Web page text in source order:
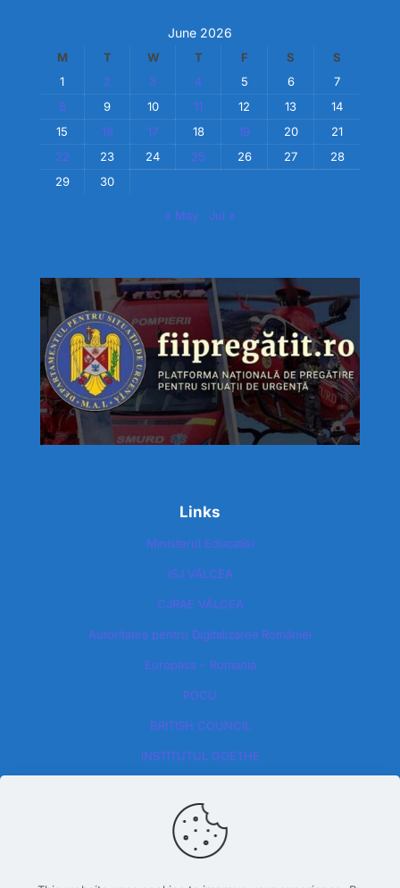
June 2026
M T W T F S
S
1
2 3 4 5 6
7
8
9 10 11 12 13
14
15
16 17 18 19 20
21
22
23 24 25 26 27
28
29
30
« May Jul »
Links
Ministerul Educatiei
ISJ VÂLCEA
CJRAE VÂLCEA
Autoritatea pentru Digitalizarea României​
Europass – Romania
POCU
BRITISH COUNCIL
INSTITUTUL GOETHE